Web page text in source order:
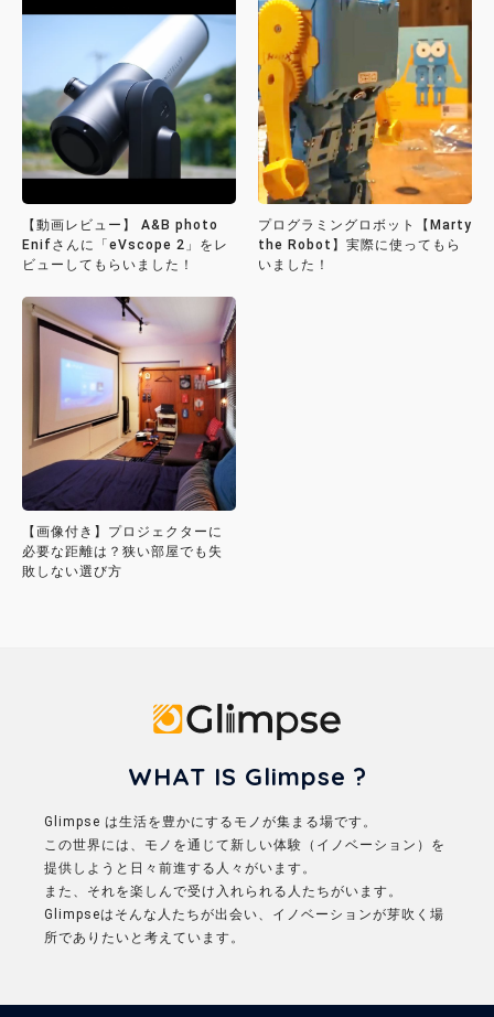
【動画レビュー】 A&B photo
Enifさんに「eVscope 2」をレ
ビューしてもらいました！
プログラミングロボット【Marty
the Robot】実際に使ってもら
いました！
【画像付き】プロジェクターに
必要な距離は？狭い部屋でも失
敗しない選び方
WHAT IS Glimpse ?
Glimpse は生活を豊かにするモノが集まる場です。
この世界には、モノを通じて新しい体験（イノベーション）を
提供しようと日々前進する人々がいます。
また、それを楽しんで受け入れられる人たちがいます。
Glimpseはそんな人たちが出会い、イノベーションが芽吹く場
所でありたいと考えています。